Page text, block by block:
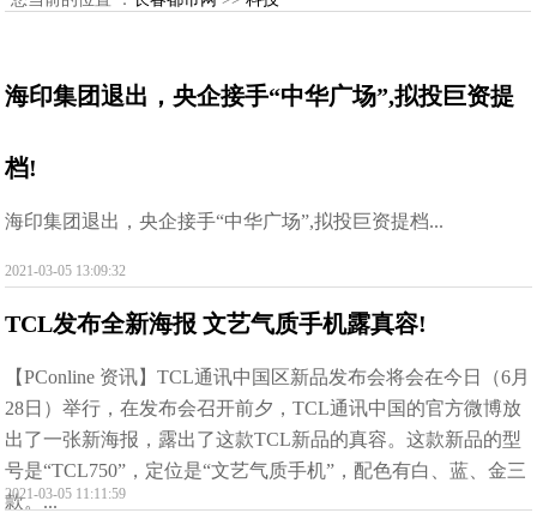
海印集团退出，央企接手“中华广场”,拟投巨资提
档!
海印集团退出，央企接手“中华广场”,拟投巨资提档...
2021-03-05 13:09:32
TCL发布全新海报 文艺气质手机露真容!
【PConline 资讯】TCL通讯中国区新品发布会将会在今日（6月
28日）举行，在发布会召开前夕，TCL通讯中国的官方微博放
出了一张新海报，露出了这款TCL新品的真容。这款新品的型
号是“TCL750”，定位是“文艺气质手机”，配色有白、蓝、金三
款。...
2021-03-05 11:11:59